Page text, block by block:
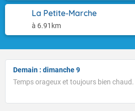
La Petite-Marche
à 6.91km
Demain : dimanche 9
Temps orageux et toujours bien chaud.